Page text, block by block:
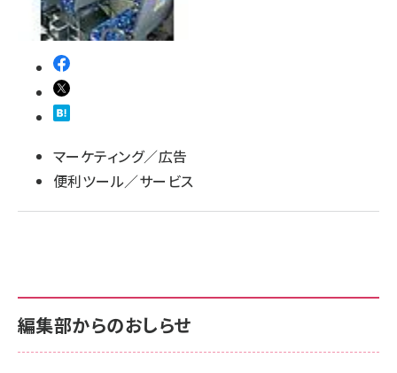
マーケティング／広告
便利ツール／サービス
編集部からのおしらせ